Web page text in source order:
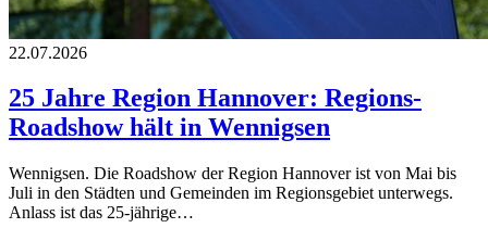
22.07.2026
25 Jahre Region Hannover: Regions-
Roadshow hält in Wennigsen
Wennigsen. Die Roadshow der Region Hannover ist von Mai bis
Juli in den Städten und Gemeinden im Regionsgebiet unterwegs.
Anlass ist das 25-jährige…